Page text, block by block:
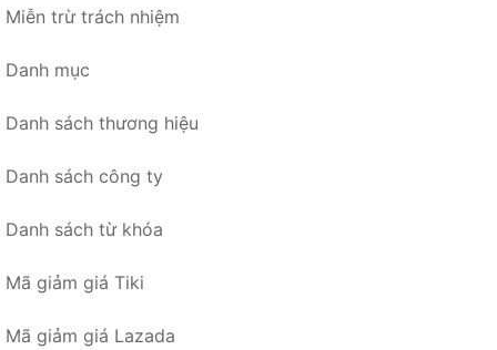
Miễn trừ trách nhiệm
Danh mục
Danh sách thương hiệu
Danh sách công ty
Danh sách từ khóa
Mã giảm giá Tiki
Mã giảm giá Lazada